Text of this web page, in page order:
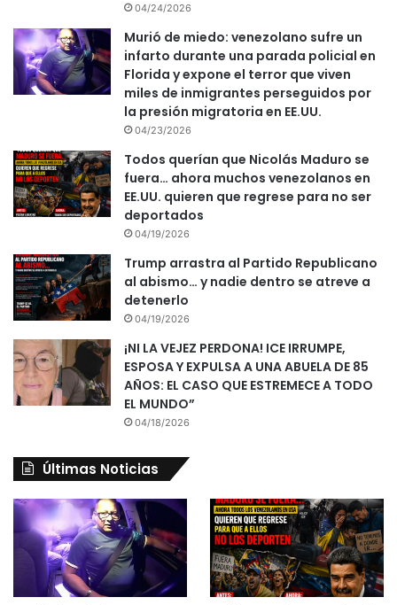
04/24/2026
Murió de miedo: venezolano sufre un
infarto durante una parada policial en
Florida y expone el terror que viven
miles de inmigrantes perseguidos por
la presión migratoria en EE.UU.
04/23/2026
Todos querían que Nicolás Maduro se
fuera… ahora muchos venezolanos en
EE.UU. quieren que regrese para no ser
deportados
04/19/2026
Trump arrastra al Partido Republicano
al abismo… y nadie dentro se atreve a
detenerlo
04/19/2026
¡NI LA VEJEZ PERDONA! ICE IRRUMPE,
ESPOSA Y EXPULSA A UNA ABUELA DE 85
AÑOS: EL CASO QUE ESTREMECE A TODO
EL MUNDO”
04/18/2026
Últimas Noticias